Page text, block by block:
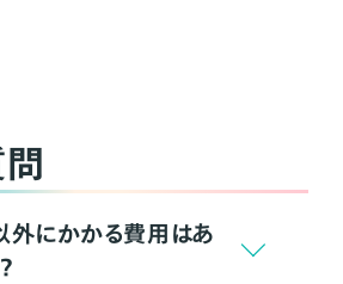
問
外にかかる費用はあ